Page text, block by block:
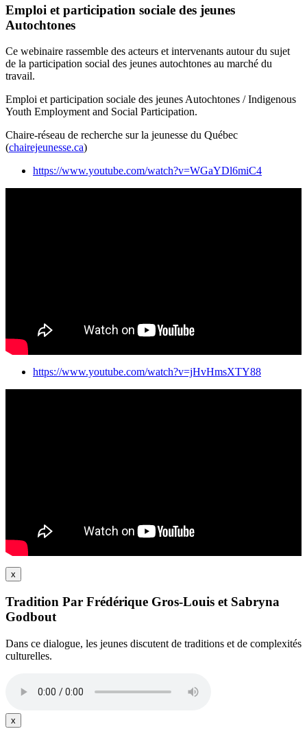
Emploi et participation sociale des jeunes
Autochtones
Ce webinaire rassemble des acteurs et intervenants autour du sujet
de la participation social des jeunes autochtones au marché du
travail.
Emploi et participation sociale des jeunes Autochtones / Indigenous
Youth Employment and Social Participation.
Chaire-réseau de recherche sur la jeunesse du Québec
(chairejeunesse.ca)
https://www.youtube.com/watch?v=WGaYDl6miC4
https://www.youtube.com/watch?v=jHvHmsXTY88
x
Tradition Par Frédérique Gros-Louis et Sabryna
Godbout
Dans ce dialogue, les jeunes discutent de traditions et de complexités
culturelles.
x